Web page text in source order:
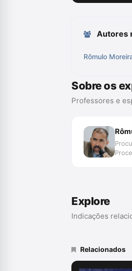
Autores
Rômulo
Sobre os
Professores e
Explore
Indicações
Relacionados